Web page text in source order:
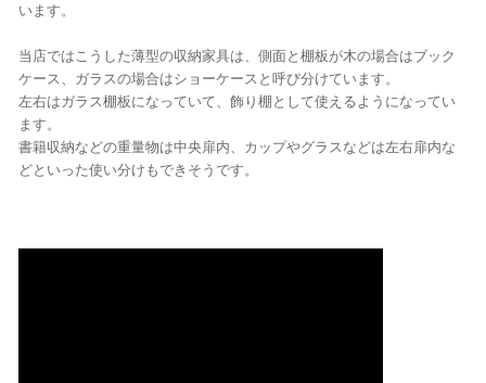
います。
当店ではこうした薄型の収納家具は、側面と棚板が木の場合はブック
ケース、ガラスの場合はショーケースと呼び分けています。
左右はガラス棚板になっていて、飾り棚として使えるようになってい
ます。
書籍収納などの重量物は中央扉内、カップやグラスなどは左右扉内な
どといった使い分けもできそうです。